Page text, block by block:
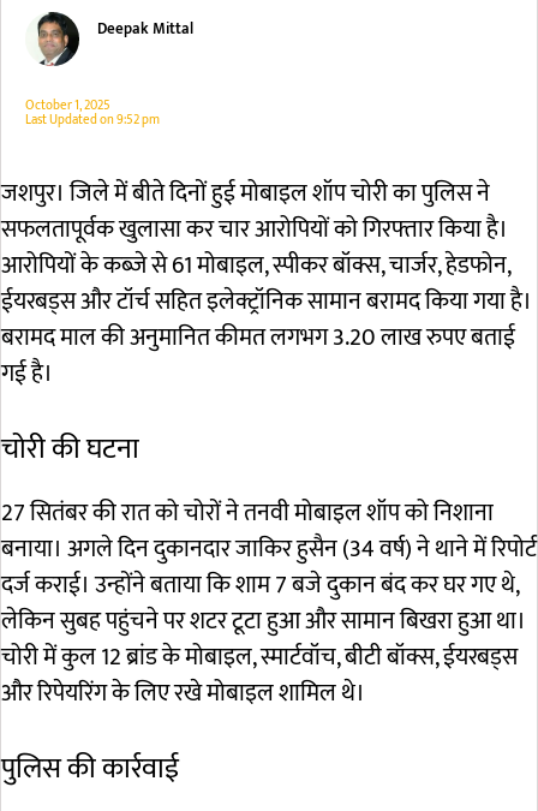
Deepak Mittal
October 1, 2025
Last Updated on9:52 pm
जशपुर। जिले में बीते दिनों हुई मोबाइल शॉप चोरी का पुलिस ने
सफलतापूर्वक खुलासा कर चार आरोपियों को गिरफ्तार किया है।
आरोपियों के कब्जे से 61 मोबाइल, स्पीकर बॉक्स, चार्जर, हेडफोन,
ईयरबड्स और टॉर्च सहित इलेक्ट्रॉनिक सामान बरामद किया गया है।
बरामद माल की अनुमानित कीमत लगभग 3.20 लाख रुपए बताई
गई है।
चोरी की घटना
27 सितंबर की रात को चोरों ने तनवी मोबाइल शॉप को निशाना
बनाया। अगले दिन दुकानदार जाकिर हुसैन (34 वर्ष) ने थाने में रिपोर्ट
दर्ज कराई। उन्होंने बताया कि शाम 7 बजे दुकान बंद कर घर गए थे,
लेकिन सुबह पहुंचने पर शटर टूटा हुआ और सामान बिखरा हुआ था।
चोरी में कुल 12 ब्रांड के मोबाइल, स्मार्टवॉच, बीटी बॉक्स, ईयरबड्स
और रिपेयरिंग के लिए रखे मोबाइल शामिल थे।
पुलिस की कार्रवाई